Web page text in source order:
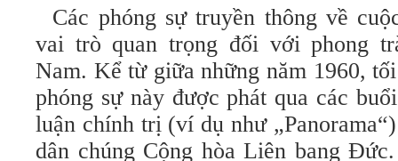
Các phóng sự truyền thông về
vai trò quan trọng đối với phong
Nam. Kể từ giữa những năm 1960,
phóng sự này được phát qua các
luận chính trị (ví dụ như
dân chúng Cộng hòa Liên bang